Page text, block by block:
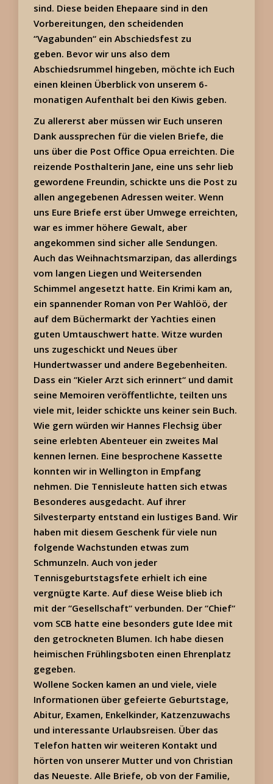
sind. Diese beiden Ehepaare sind in den
Vorbereitungen, den scheidenden
“Vagabunden“ ein Abschiedsfest zu
geben. Bevor wir uns also dem
Abschiedsrummel hingeben, möchte ich Euch
einen kleinen Überblick von unserem 6-
monatigen Aufenthalt bei den Kiwis geben.
Zu allererst aber müssen wir Euch unseren
Dank aussprechen für die vielen Briefe, die
uns über die Post Office Opua erreichten. Die
reizende Posthalterin Jane, eine uns sehr lieb
gewordene Freundin, schickte uns die Post zu
allen angegebenen Adressen weiter. Wenn
uns Eure Briefe erst über Umwege erreichten,
war es immer höhere Gewalt, aber
angekommen sind sicher alle Sendungen.
Auch das Weihnachtsmarzipan, das allerdings
vom langen Liegen und Weitersenden
Schimmel angesetzt hatte. Ein Krimi kam an,
ein spannender Roman von Per Wahlöö, der
auf dem Büchermarkt der Yachties einen
guten Umtauschwert hatte. Witze wurden
uns zugeschickt und Neues über
Hundertwasser und andere Begebenheiten.
Dass ein “Kieler Arzt sich erinnert“ und damit
seine Memoiren veröffentlichte, teilten uns
viele mit, leider schickte uns keiner sein Buch.
Wie gern würden wir Hannes Flechsig über
seine erlebten Abenteuer ein zweites Mal
kennen lernen. Eine besprochene Kassette
konnten wir in Wellington in Empfang
nehmen. Die Tennisleute hatten sich etwas
Besonderes ausgedacht. Auf ihrer
Silvesterparty entstand ein lustiges Band. Wir
haben mit diesem Geschenk für viele nun
folgende Wachstunden etwas zum
Schmunzeln. Auch von jeder
Tennisgeburtstagsfete erhielt ich eine
vergnügte Karte. Auf diese Weise blieb ich
mit der “Gesellschaft“ verbunden. Der “Chief“
vom SCB hatte eine besonders gute Idee mit
den getrockneten Blumen. Ich habe diesen
heimischen Frühlingsboten einen Ehrenplatz
gegeben.
Wollene Socken kamen an und viele, viele
Informationen über gefeierte Geburtstage,
Abitur, Examen, Enkelkinder, Katzenzuwachs
und interessante Urlaubsreisen. Über das
Telefon hatten wir weiteren Kontakt und
hörten von unserer Mutter und von Christian
das Neueste. Alle Briefe, ob von der Familie,